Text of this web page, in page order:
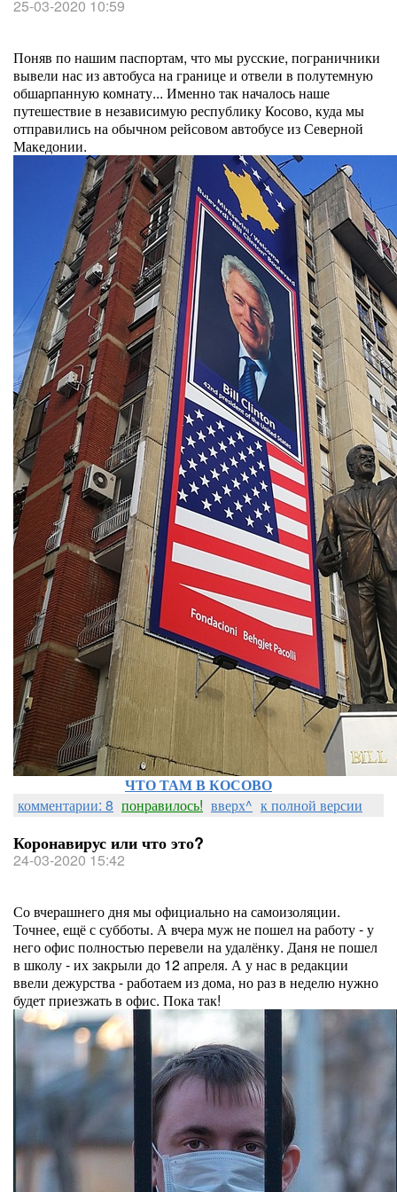
25-03-2020 10:59
Поняв по нашим паспортам, что мы русские, пограничники
вывели нас из автобуса на границе и отвели в полутемную
обшарпанную комнату... Именно так началось наше
путешествие в независимую республику Косово, куда мы
отправились на обычном рейсовом автобусе из Северной
Македонии.
ЧТО ТАМ В КОСОВО
комментарии: 8 понравилось! вверх^ к полной версии
Коронавирус или что это?
24-03-2020 15:42
Со вчерашнего дня мы официально на самоизоляции.
Точнее, ещё с субботы. А вчера муж не пошел на работу - у
него офис полностью перевели на удалёнку. Даня не пошел
в школу - их закрыли до 12 апреля. А у нас в редакции
ввели дежурства - работаем из дома, но раз в неделю нужно
будет приезжать в офис. Пока так!